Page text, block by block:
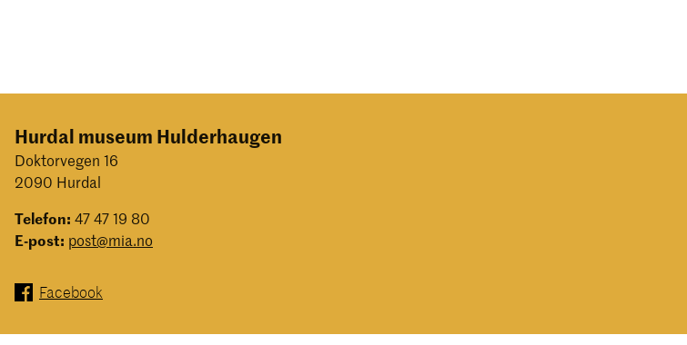
Hurdal museum Hulderhaugen
Doktorvegen 16
2090 Hurdal
Telefon: 47 47 19 80
E-post: post@mia.no
Facebook